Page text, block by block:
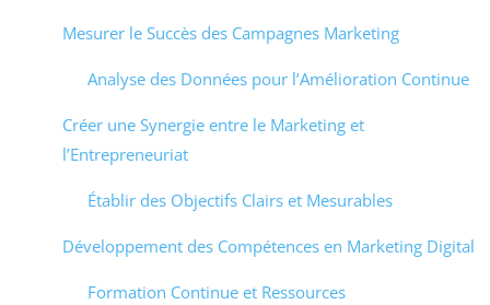
Mesurer le Succès des Campagnes Marketing
Analyse des Données pour l’Amélioration Continue
Créer une Synergie entre le Marketing et
l’Entrepreneuriat
Établir des Objectifs Clairs et Mesurables
Développement des Compétences en Marketing Digital
Formation Continue et Ressources